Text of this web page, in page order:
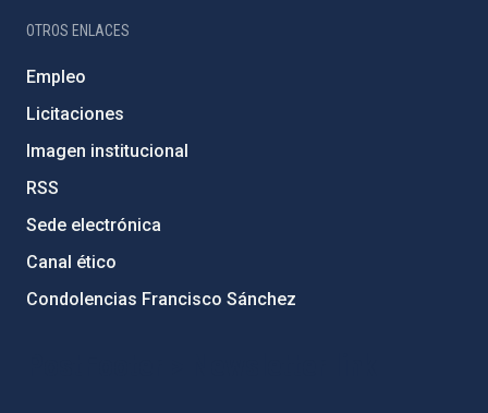
OTROS ENLACES
Empleo
Licitaciones
Imagen institucional
RSS
Sede electrónica
Canal ético
Condolencias Francisco Sánchez